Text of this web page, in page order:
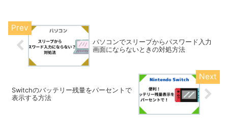
パソコンでスリープからパスワード入力
画面にならないときの対処方法
Switchのバッテリー残量をパーセントで
表示する方法